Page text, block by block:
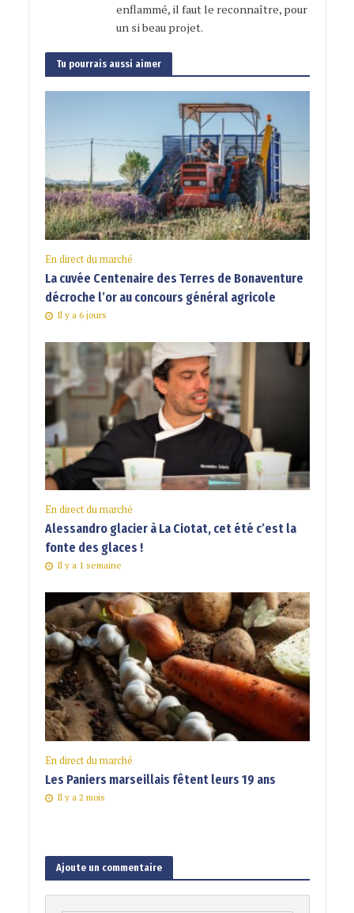
enflammé, il faut le reconnaître, pour
un si beau projet.
Tu pourrais aussi aimer
En direct du marché
La cuvée Centenaire des Terres de Bonaventure
décroche l’or au concours général agricole
Il y a 6 jours
En direct du marché
Alessandro glacier à La Ciotat, cet été c’est la
fonte des glaces !
Il y a 1 semaine
En direct du marché
Les Paniers marseillais fêtent leurs 19 ans
Il y a 2 mois
Ajoute un commentaire